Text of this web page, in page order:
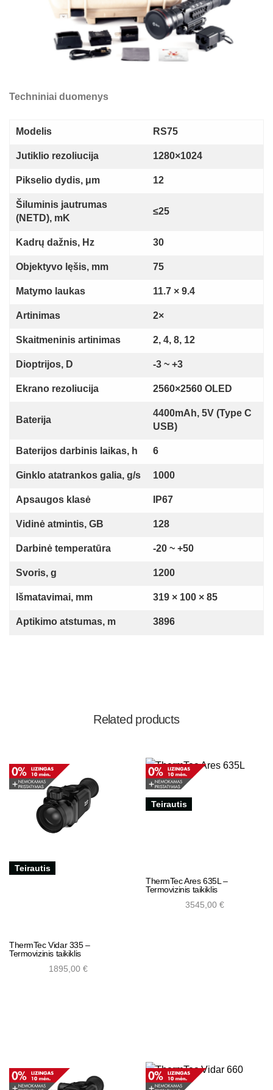
Techniniai duomenys
Modelis RS75
Jutiklio rezoliucija 1280×1024
Pikselio dydis, μm 12
Šiluminis jautrumas
(NETD), mK
≤25
Kadrų dažnis, Hz 30
Objektyvo lęšis, mm 75
Matymo laukas 11.7 × 9.4
Artinimas 2×
Skaitmeninis artinimas 2, 4, 8, 12
Dioptrijos, D -3 ~ +3
Ekrano rezoliucija 2560×2560 OLED
Baterija
4400mAh, 5V (Type C
USB)
Baterijos darbinis laikas, h 6
Ginklo atatrankos galia, g/s 1000
Apsaugos klasė IP67
Vidinė atmintis, GB 128
Darbinė temperatūra -20 ~ +50
Svoris, g 1200
Išmatavimai, mm 319 × 100 × 85
Aptikimo atstumas, m 3896
Related products
Teirautis
ThermTec Vidar 335 –
Termovizinis taikiklis
1895,00 €
Teirautis
ThermTec Ares 635L –
Termovizinis taikiklis
3545,00 €